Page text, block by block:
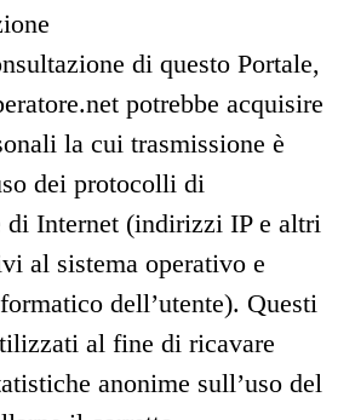
di questo Portale,
potrebbe acquisire
la cui trasmissione è
dei protocolli di
di Internet (indirizzi IP e altri
al sistema operativo e
dell’utente). Questi
al fine di ricavare
anonime sull’uso del